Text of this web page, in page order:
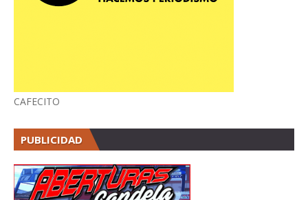
CAFECITO
PUBLICIDAD